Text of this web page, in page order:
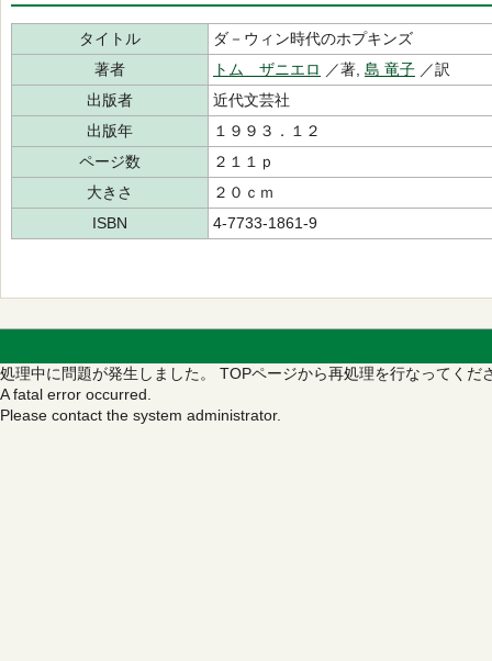
タイトル
ダ－ウィン時代のホプキンズ
著者
トム ザニエロ ／著, 島 竜子 ／訳
出版者
近代文芸社
出版年
１９９３．１２
ページ数
２１１ｐ
大きさ
２０ｃｍ
ISBN
4-7733-1861-9
処理中に問題が発生しました。 TOPページから再処理を行なってくだ
A fatal error occurred.
Please contact the system administrator.